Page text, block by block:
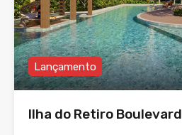
Lançamento
Ilha do Retiro Boulevard